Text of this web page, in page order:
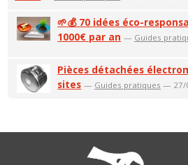
🌱💰 70 idées éco-
1000€ par an — Guides
Pièces détachées
sites — Guides pratiques — 27/